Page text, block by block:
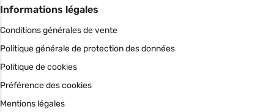
Informations légales
Conditions générales de vente
Politique générale de protection des données
Politique de cookies
Préférence des cookies
Mentions légales